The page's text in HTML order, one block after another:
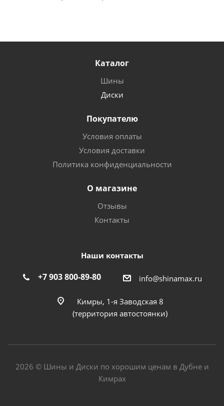
Каталог
Шины
Диски
Покупателю
Условия оплаты
Условия доставки
Политика конфиденциальности
О магазине
Отзывы
Контакты
Наши контакты
+7 903 800-89-80 info@shinamax.ru
Кимры, 1-я Заводская 8
(территория автостоянки)
2026 © Шины и Диски по хорошим ценам в Дубне и
Кимрах